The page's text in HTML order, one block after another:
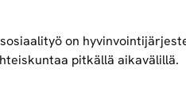
on
pitkällä aikavälillä.